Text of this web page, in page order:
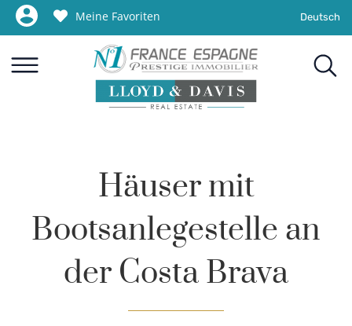
Meine Favoriten Deutsch
Häuser mit
Bootsanlegestelle an
der Costa Brava